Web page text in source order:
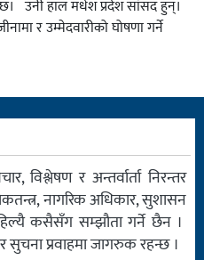
उनी हाल मधेश प्रदेश सांसद हुन्।
र उम्मेदवारीको घोषणा गर्ने
विश्लेषण र अन्तर्वार्ता निरन्तर
नागरिक अधिकार, सुशासन
कसैसँग सम्झौता गर्ने छैन ।
सुचना प्रवाहमा जागरुक रहन्छ ।